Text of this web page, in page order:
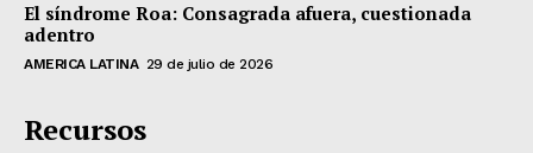
El síndrome Roa: Consagrada afuera, cuestionada
adentro
AMERICA LATINA 29 de julio de 2026
Recursos